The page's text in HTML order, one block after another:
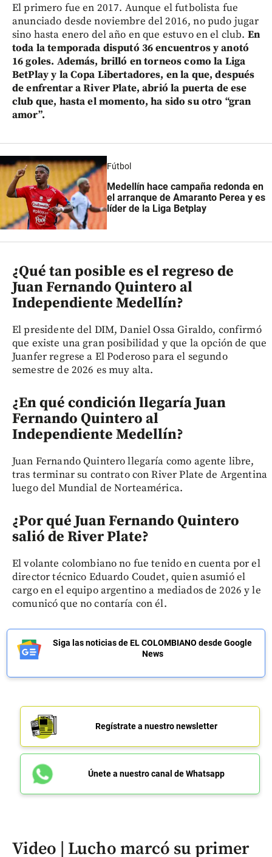
El primero fue en 2017. Aunque el futbolista fue
anunciado desde noviembre del 2016, no pudo jugar
sino hasta enero del año en que estuvo en el club. En
toda la temporada disputó 36 encuentros y anotó
16 goles. Además, brilló en torneos como la Liga
BetPlay y la Copa Libertadores, en la que, después
de enfrentar a River Plate, abrió la puerta de ese
club que, hasta el momento, ha sido su otro “gran
amor”.
Fútbol
Medellín hace campaña redonda en
el arranque de Amaranto Perea y es
líder de la Liga Betplay
¿Qué tan posible es el regreso de
Juan Fernando Quintero al
Independiente Medellín?
El presidente del DIM, Daniel Ossa Giraldo, confirmó
que existe una gran posibilidad y que la opción de que
Juanfer regrese a El Poderoso para el segundo
semestre de 2026 es muy alta.
¿En qué condición llegaría Juan
Fernando Quintero al
Independiente Medellín?
Juan Fernando Quintero llegaría como agente libre,
tras terminar su contrato con River Plate de Argentina
luego del Mundial de Norteamérica.
¿Por qué Juan Fernando Quintero
salió de River Plate?
El volante colombiano no fue tenido en cuenta por el
director técnico Eduardo Coudet, quien asumió el
cargo en el equipo argentino a mediados de 2026 y le
comunicó que no contaría con él.
Siga las noticias de EL COLOMBIANO desde Google
News
Regístrate a nuestro newsletter
Únete a nuestro canal de Whatsapp
Video | Lucho marcó su primer